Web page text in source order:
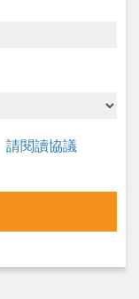
請閱讀協議